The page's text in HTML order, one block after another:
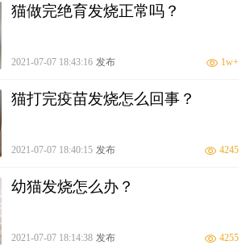
猫做完绝育发烧正常吗？
2021-07-07 18:43:16 发布 1w+
猫打完疫苗发烧怎么回事？
2021-07-07 18:40:15 发布 4245
幼猫发烧怎么办？
2021-07-07 18:14:38 发布 4255